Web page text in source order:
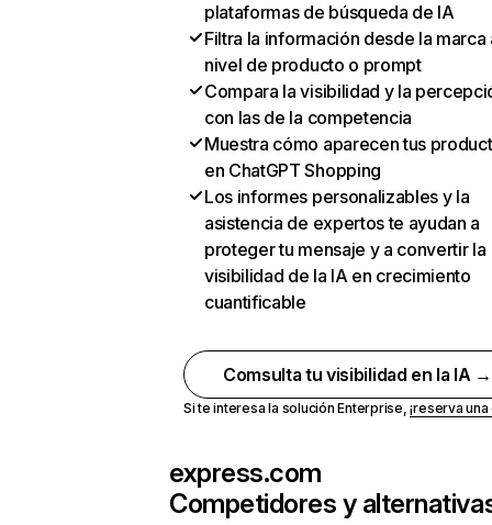
plataformas de búsqueda de IA
Filtra la información desde la marca
nivel de producto o prompt
Compara la visibilidad y la
con las de la competencia
Muestra cómo aparecen tus
en ChatGPT Shopping
Los informes personalizables y la
asistencia de expertos te ayudan a
proteger tu mensaje y a convertir la
visibilidad de la IA en crecimiento
cuantificable
Comsulta tu visibilidad en la IA →
Si te interesa la solución Enterprise,¡reserva
express.com
Competidores y